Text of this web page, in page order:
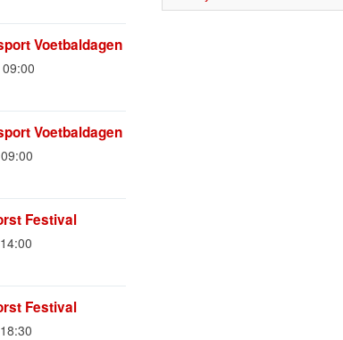
Voetbaldagen
Voetbaldagen
Festival
Festival